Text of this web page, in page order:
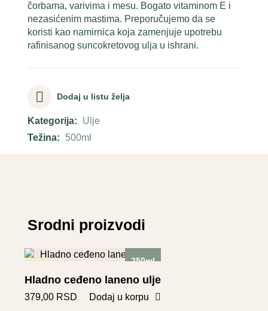
čorbama, varivima i mesu. Bogato vitaminom E i
nezasićenim mastima. Preporučujemo da se
koristi kao namirnica koja zamenjuje upotrebu
rafinisanog suncokretovog ulja u ishrani.
Dodaj u listu želja
Kategorija:
Ulje
Težina:
500ml
Srodni proizvodi
250ml
Hladno ceđeno laneno ulje
379,00 RSD Dodaj u korpu